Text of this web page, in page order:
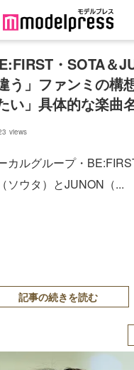
・SOTA＆
う」ファンミの構
い」具体的な楽曲
views
カルグループ・
ソウタ）とJUNON（...
記事の続きを読む